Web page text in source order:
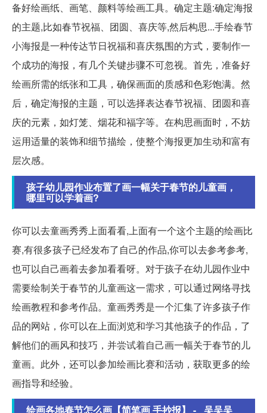
备好绘画纸、画笔、颜料等绘画工具。确定主题:确定海报
的主题,比如春节祝福、团圆、喜庆等,然后构思...手绘春节
小海报是一种传达节日祝福和喜庆氛围的方式，要制作一
个成功的海报，有几个关键步骤不可忽视。首先，准备好
绘画所需的纸张和工具，确保画面的质感和色彩饱满。然
后，确定海报的主题，可以选择表达春节祝福、团圆和喜
庆的元素，如灯笼、烟花和福字等。在构思画面时，不妨
运用适量的装饰和细节描绘，使整个海报更加生动和富有
层次感。
孩子幼儿园作业布置了画一幅关于春节的儿童画，
哪里可以学着画?
你可以去童画秀秀上面看看,上面有一个这个主题的绘画比
赛,有很多孩子已经发布了自己的作品,你可以去参考参考,
也可以自己画着去参加看看呀。 对于孩子在幼儿园作业中
需要绘制关于春节的儿童画这一需求，可以通过网络寻找
绘画教程和参考作品。童画秀秀是一个汇集了许多孩子作
品的网站，你可以在上面浏览和学习其他孩子的作品，了
解他们的画风和技巧，并尝试着自己画一幅关于春节的儿
童画。此外，还可以参加绘画比赛和活动，获取更多的绘
画指导和经验。
绘画各地春节怎么画【简笔画 手抄报】 - _吴吴吴